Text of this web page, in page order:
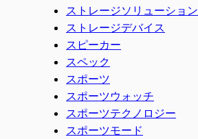
ストレージソリューション
ストレージデバイス
スピーカー
スペック
スポーツ
スポーツウォッチ
スポーツテクノロジー
スポーツモード